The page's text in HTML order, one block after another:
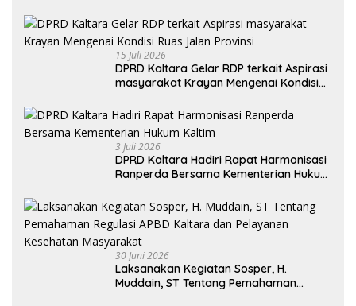
15 Juli 2026
DPRD Kaltara Gelar RDP terkait Aspirasi
masyarakat Krayan Mengenai Kondisi
3 Juli 2026
DPRD Kaltara Hadiri Rapat Harmonisasi
Ranperda Bersama Kementerian Hukum
30 Juni 2026
Laksanakan Kegiatan Sosper, H.
Muddain, ST Tentang Pemahaman